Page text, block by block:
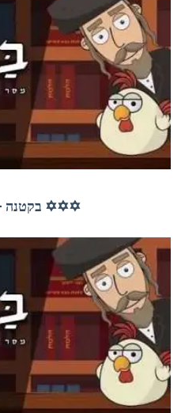
✡✡✡ בקטנה – פרשת פנחס לילדים ✡✡✡